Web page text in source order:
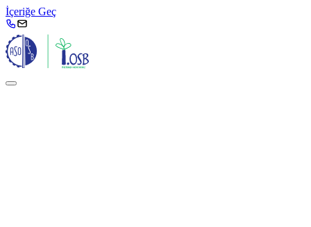
İçeriğe Geç